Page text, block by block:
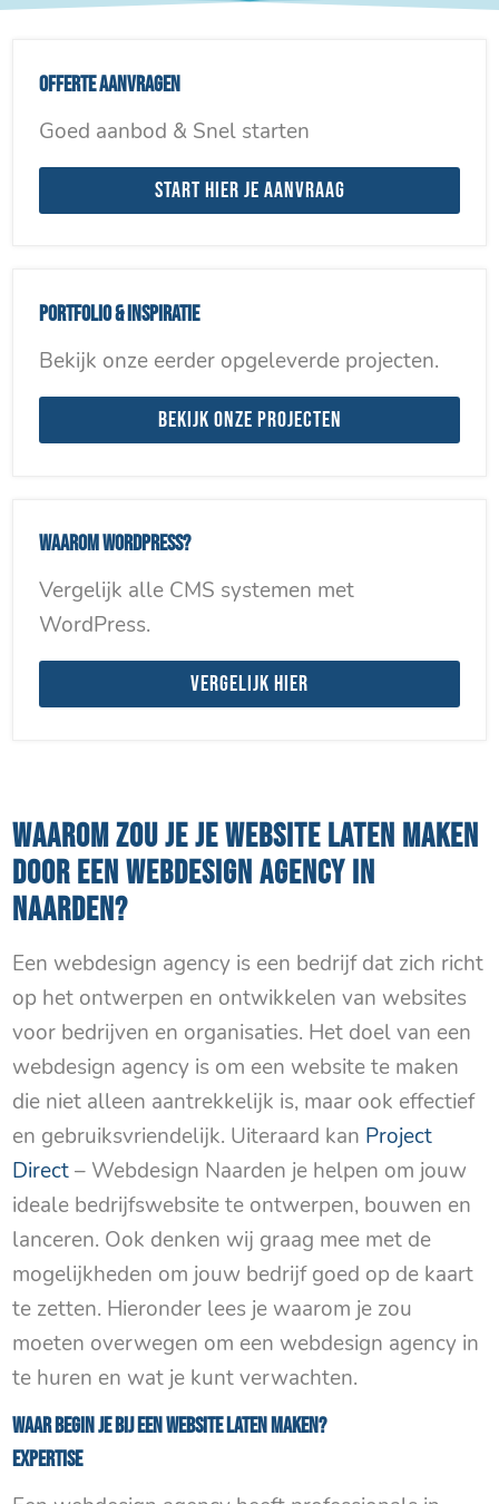
Offerte aanvragen
Goed aanbod & Snel starten
Start hier je aanvraag
Portfolio & inspiratie
Bekijk onze eerder opgeleverde projecten.
Bekijk onze projecten
Waarom WordPress?
Vergelijk alle CMS systemen met
WordPress.
Vergelijk hier
WAAROM ZOU JE JE WEBSITE LATEN MAKEN
DOOR EEN WEBDESIGN AGENCY IN
NAARDEN?
Een webdesign agency is een bedrijf dat zich richt
op het ontwerpen en ontwikkelen van websites
voor bedrijven en organisaties. Het doel van een
webdesign agency is om een website te maken
die niet alleen aantrekkelijk is, maar ook effectief
en gebruiksvriendelijk. Uiteraard kan Project
Direct– Webdesign Naarden je helpen om jouw
ideale bedrijfswebsite te ontwerpen, bouwen en
lanceren. Ook denken wij graag mee met de
mogelijkheden om jouw bedrijf goed op de kaart
te zetten. Hieronder lees je waarom je zou
moeten overwegen om een webdesign agency in
te huren en wat je kunt verwachten.
Waar begin je bij een Website laten maken?
Expertise